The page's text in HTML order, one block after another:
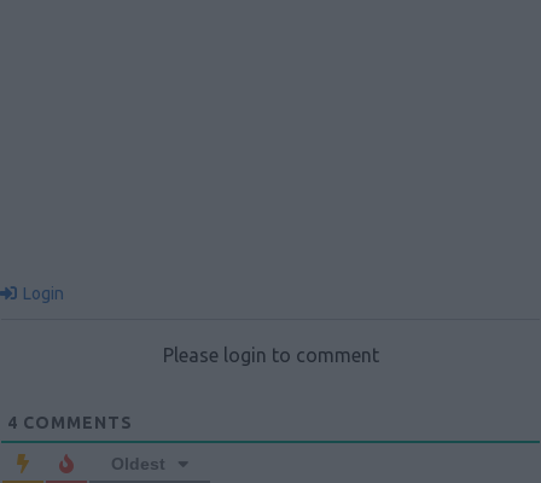
Login
Please login to comment
4 COMMENTS
Oldest